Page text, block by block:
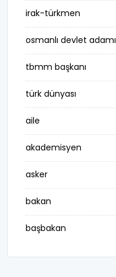
irak-türkmen
osmanlı devlet adamı
tbmm başkanı
türk dünyası
aile
akademisyen
asker
bakan
başbakan
belediye başkanı